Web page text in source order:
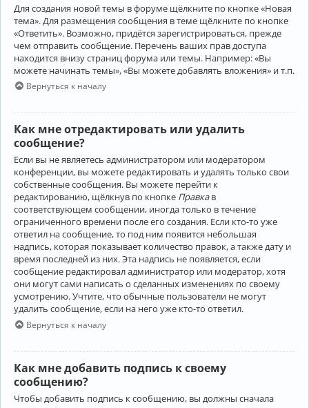
Для создания новой темы в форуме щёлкните по кнопке «Новая
тема». Для размещения сообщения в теме щёлкните по кнопке
«Ответить». Возможно, придётся зарегистрироваться, прежде
чем отправить сообщение. Перечень ваших прав доступа
находится внизу страниц форума или темы. Например: «Вы
можете начинать темы», «Вы можете добавлять вложения» и т.п.
Вернуться к началу
Как мне отредактировать или удалить
сообщение?
Если вы не являетесь администратором или модератором
конференции, вы можете редактировать и удалять только свои
собственные сообщения. Вы можете перейти к
редактированию, щёлкнув по кнопке Правкав
соответствующем сообщении, иногда только в течение
ограниченного времени после его создания. Если кто-то уже
ответил на сообщение, то под ним появится небольшая
надпись, которая показывает количество правок, а также дату и
время последней из них. Эта надпись не появляется, если
сообщение редактировал администратор или модератор, хотя
они могут сами написать о сделанных изменениях по своему
усмотрению. Учтите, что обычные пользователи не могут
удалить сообщение, если на него уже кто-то ответил.
Вернуться к началу
Как мне добавить подпись к своему
сообщению?
Чтобы добавить подпись к сообщению, вы должны сначала